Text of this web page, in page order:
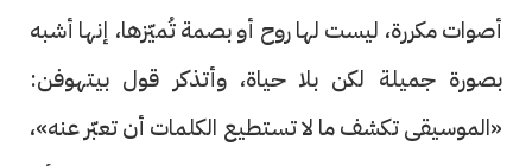
أصوات مكررة، ليست لها روح أو بصمة تُميّزها، إنها أشبه
بصورة جميلة لكن بلا حياة، وأتذكر قول بيتهوفن:
«الموسيقى تكشف ما لا تستطيع الكلمات أن تعبّر عنه»،